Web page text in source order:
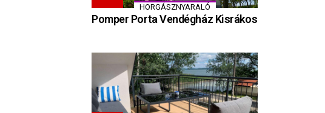
HORGÁSZNYARALÓ
Pomper Porta Vendégház Kisrákos